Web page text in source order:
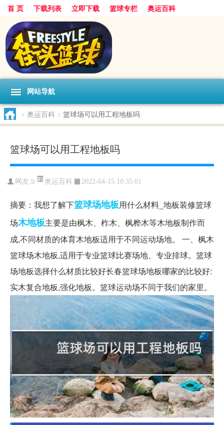
首 页 下载列表 立即下载 篮球专栏 奥运百科
网站导航
> 奥运百科 > 篮球场可以用工程地板吗
篮球场可以用工程地板吗
网友:lr 奥运百科 2022-04-15 10:35:01
摘要：我想了解下篮球场地板用什么材料_地板装修篮球
场木地板主要是由枫木、柞木、枫桦木等木地板制作而
成,不同材质的体育木地板适用于不同运动场地。 一、枫木
篮球场木地板,适用于专业篮球比赛场地、专业排球。篮球
场地板选择什么材质比较好长春篮球场地板哪家的比较好:
实木复合地板,强化地板。篮球运动场不同于我们的家里。